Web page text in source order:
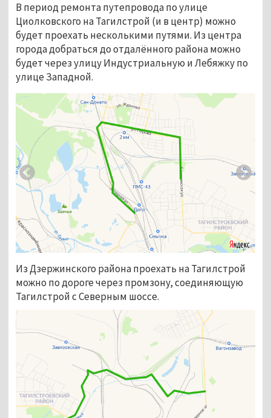
В период ремонта путепровода по улице
Циолковского на Тагилстрой (и в центр) можно
будет проехать несколькими путями. Из центра
города добраться до отдалённого района можно
будет через улицу Индустриальную и Лебяжку по
улице Западной.
Из Дзержинского района проехать на Тагилстрой
можно по дороге через промзону, соединяющую
Тагилстрой с Северным шоссе.